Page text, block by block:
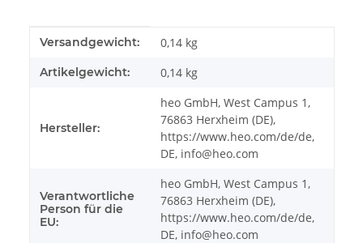
Produkteigenschaft
Wert
Versandgewicht: 0,14 kg
Artikelgewicht: 0,14 kg
Hersteller:
heo GmbH, West Campus 1,
76863 Herxheim (DE),
https://www.heo.com/de/de,
DE, info@heo.com
Verantwortliche
Person für die
EU:
heo GmbH, West Campus 1,
76863 Herxheim (DE),
https://www.heo.com/de/de,
DE, info@heo.com